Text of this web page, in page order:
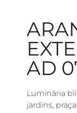
AD
Luminária
jardins,